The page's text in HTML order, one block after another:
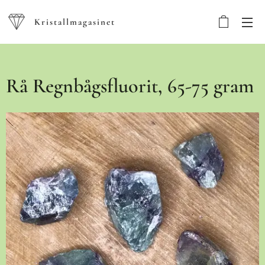
Kristallmagasinet
Rå Regnbågsfluorit, 65-75 gram